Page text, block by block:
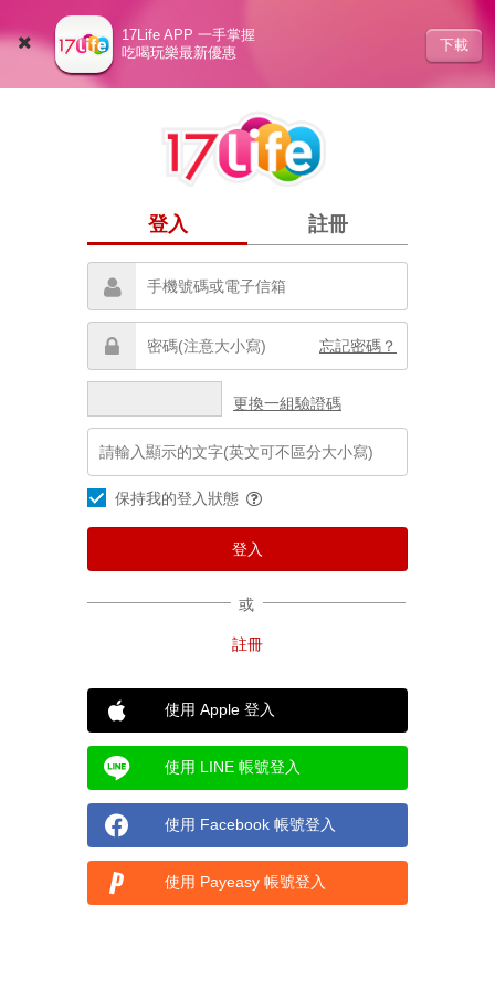
17Life APP 一手掌握
吃喝玩樂最新優惠
下載
登入 註冊
忘記密碼？
更換一組驗證碼
保持我的登入狀態
或
使用 Apple 登入
使用 LINE 帳號登入
使用 Facebook 帳號登入
使用 Payeasy 帳號登入